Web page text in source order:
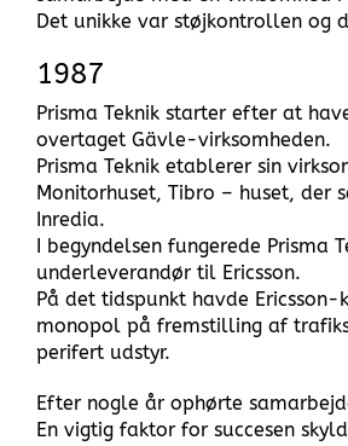
Det unikke var støjkontrollen og
1987
Prisma Teknik starter efter at
overtaget Gävle-virksomheden.
Prisma Teknik etablerer sin
Monitorhuset, Tibro – huset, der
Inredia.
I begyndelsen fungerede Prisma
underleverandør til Ericsson.
På det tidspunkt havde Ericsson-
monopol på fremstilling af
perifert udstyr.
Efter nogle år ophørte
En vigtig faktor for succesen